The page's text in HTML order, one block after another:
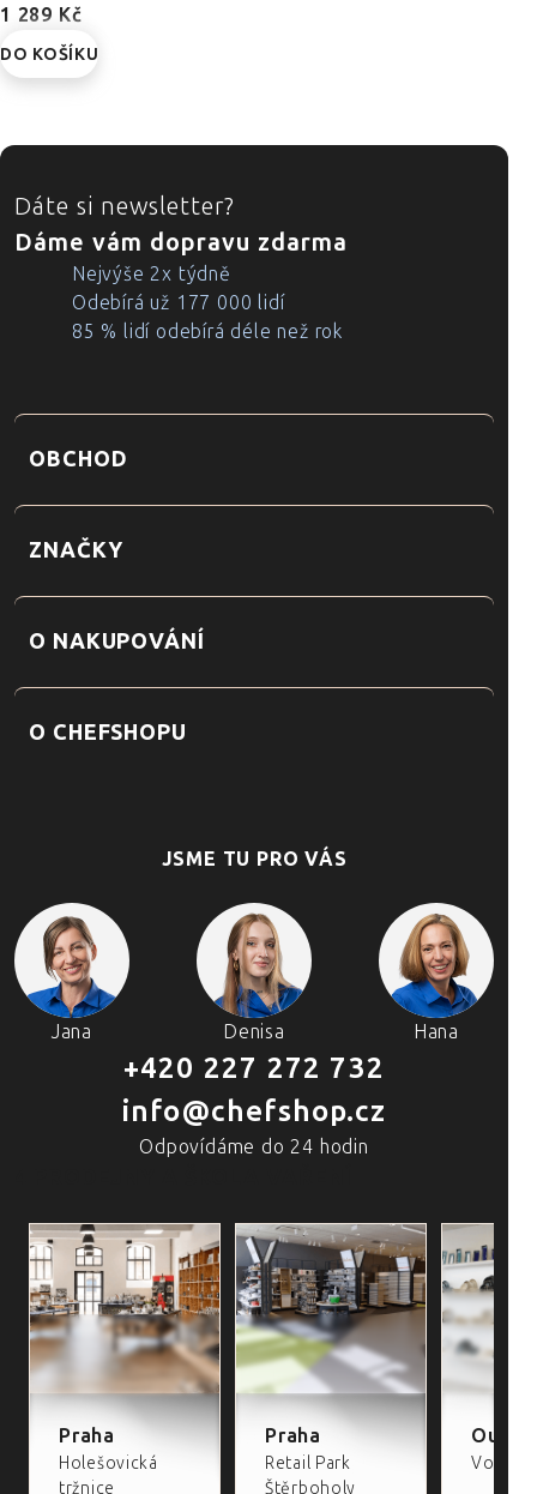
1 289 Kč
DO KOŠÍKU
ZÁPATÍ
Dáte si newsletter?
Dáme vám dopravu zdarma
Nejvýše 2x týdně
Odebírá už 177 000 lidí
85 % lidí odebírá déle než rok
OBCHOD
ZNAČKY
O NAKUPOVÁNÍ
O CHEFSHOPU
JSME TU PRO VÁS
Jana Denisa Hana
+420 227 272 732
info@chefshop.cz
Odpovídáme do 24 hodin
Praha
Holešovická
tržnice
Praha
Retail Park
Štěrboholy
Volta